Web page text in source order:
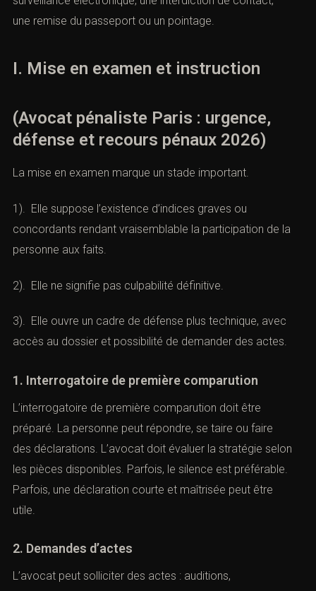
une remise du passeport ou un pointage.
I. Mise en examen et instruction
(Avocat pénaliste Paris : urgence,
défense et recours pénaux 2026)
La mise en examen marque un stade important.
1). Elle suppose l’existence d’indices graves ou
concordants rendant vraisemblable la participation de la
personne aux faits.
2). Elle ne signifie pas culpabilité définitive.
3). Elle ouvre un cadre de défense plus technique, avec
accès au dossier et possibilité de demander des actes.
1. Interrogatoire de première comparution
L’interrogatoire de première comparution doit être
préparé. La personne peut répondre, se taire ou faire
des déclarations. L’avocat doit évaluer la stratégie selon
les pièces disponibles. Parfois, le silence est préférable.
Parfois, une déclaration courte et maîtrisée peut être
utile.
2. Demandes d’actes
L’avocat peut solliciter des actes : auditions,